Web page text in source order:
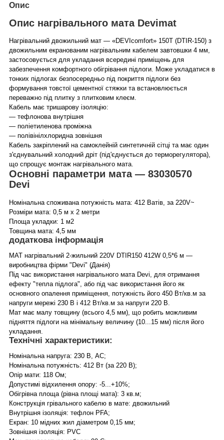
Опис
Опис нагрівального мата Devimat
Нагрівальний двожильний мат — «DEVIcomfort» 150T (DTIR-150) з
двожильним екранованим нагрівальним кабелем завтовшки 4 мм,
застосовується для укладання всередині приміщень для
забезпечення комфортного обігрівання підлоги. Може укладатися в
тонких підлогах безпосередньо під покриття підлоги без
формування товстої цементної стяжки та встановлюється
переважно під плитку з плитковим клеєм.
Кабель має тришарову ізоляцію:
— тефлонова внутрішня
— поліетиленова проміжна
— полівінілхлоридна зовнішня
Кабель закріплений на самоклейній синтетичній сітці та має один
з'єднувальний холодний дріт (під'єднується до терморегулятора),
що спрощує монтаж нагрівального мата.
Основні параметри мата — 83030570
Devi
Номінальна споживана потужність мата: 412 Ватів, за 220V~
Розміри мата: 0,5 м х 2 метри
Площа укладки: 1 м2
Товщина мата: 4,5 мм
додаткова інформація
МАТ нагрівальний 2-жильний 220V DTIR150 412W 0,5*6 м —
виробництва фірми "Devi" (Данія)
Під час використання нагрівального мата Devi, для отримання
ефекту "тепла підлога", або під час використання його як
основного опалення приміщення, потужність його 450 Вт/кв.м за
напруги мережі 230 В і 412 Вт/кв.м за напруги 220 В.
Мат має малу товщину (всього 4,5 мм), що робить можливим
підняття підлоги на мінімальну величину (10...15 мм) після його
укладання.
Технічні характеристики:
Номінальна напруга: 230 В, АС;
Номінальна потужність: 412 Вт (за 220 В);
Опір мати: 118 Ом;
Допустимі відхилення опору: -5...+10%;
Обігрівна площа (рівна площі мата): 3 кв.м;
Конструкція грівального кабелю в мате: двожильний
Внутрішня ізоляція: тефлон PFA;
Екран: 10 мідних жил діаметром 0,15 мм;
Зовнішня ізоляція: PVC